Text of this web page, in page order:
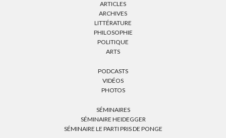
ARTICLES
ARCHIVES
LITTÉRATURE
PHILOSOPHIE
POLITIQUE
ARTS
PODCASTS
VIDÉOS
PHOTOS
SÉMINAIRES
SÉMINAIRE HEIDEGGER
SÉMINAIRE LE PARTI PRIS DE PONGE